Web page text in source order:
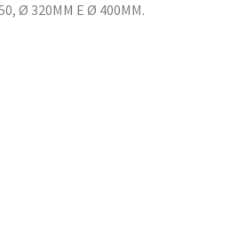
Ø 320MM E Ø 400MM.